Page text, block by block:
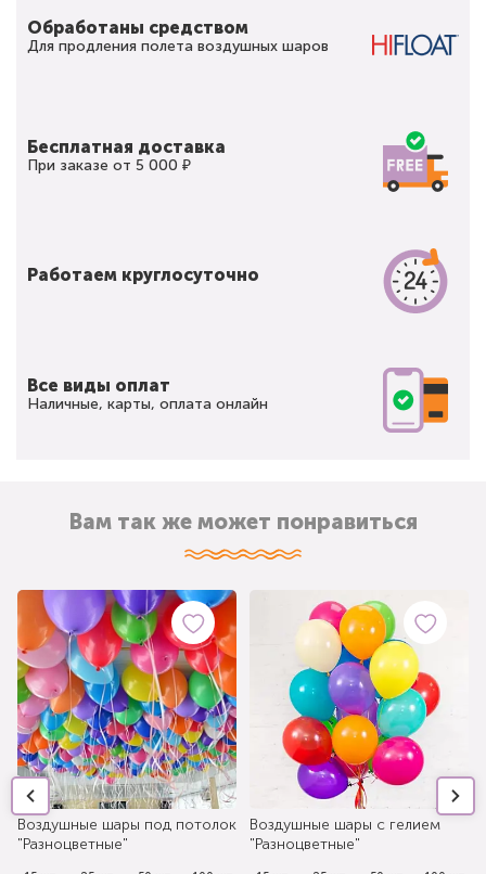
Обработаны средством
Для продления полета воздушных шаров
Бесплатная доставка
При заказе от 5 000 ₽
Работаем круглосуточно
Все виды оплат
Наличные, карты, оплата онлайн
Вам так же может понравиться
Воздушные шары под потолок
"Разноцветные"
Воздушные шары с гелием
"Разноцветные"